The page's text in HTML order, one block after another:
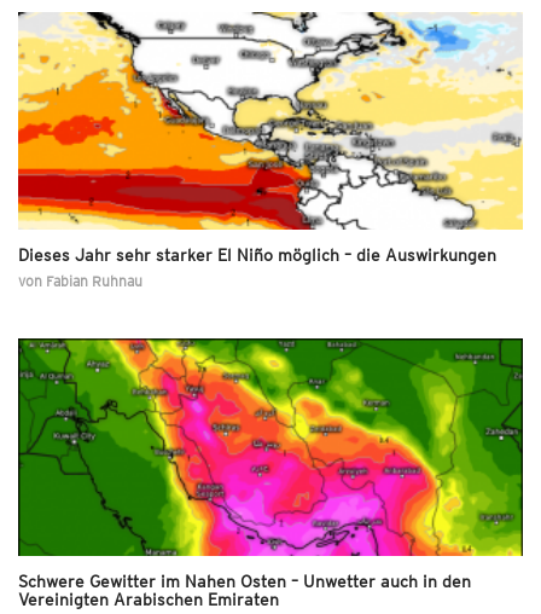
Dieses Jahr sehr starker El Niño möglich – die Auswirkungen
von Fabian Ruhnau
Schwere Gewitter im Nahen Osten – Unwetter auch in den
Vereinigten Arabischen Emiraten